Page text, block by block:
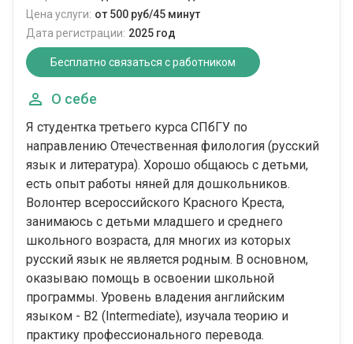
Цена услуги: от 500 руб/45 минут
Дата регистрации: 2025 год
Бесплатно связаться с работником
О себе
Я студентка третьего курса СПбГУ по
направлению Отечественная филология (русский
язык и литература). Хорошо общаюсь с детьми,
есть опыт работы няней для дошкольников.
Волонтер всероссийского Красного Креста,
занимаюсь с детьми младшего и среднего
школьного возраста, для многих из которых
русский язык не является родным. В основном,
оказываю помощь в освоении школьной
программы. Уровень владения английским
языком - B2 (Intermediate), изучала теорию и
практику профессионального перевода.